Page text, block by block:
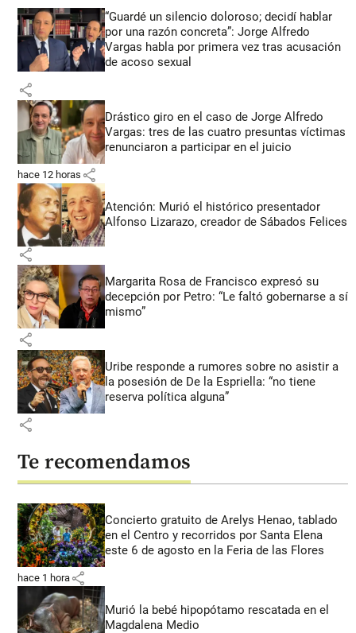
“Guardé un silencio doloroso; decidí hablar
por una razón concreta”: Jorge Alfredo
Vargas habla por primera vez tras acusación
de acoso sexual
share
Drástico giro en el caso de Jorge Alfredo
Vargas: tres de las cuatro presuntas víctimas
renunciaron a participar en el juicio
hace 12 horas share
Atención: Murió el histórico presentador
Alfonso Lizarazo, creador de Sábados Felices
share
Margarita Rosa de Francisco expresó su
decepción por Petro: “Le faltó gobernarse a sí
mismo”
share
Uribe responde a rumores sobre no asistir a
la posesión de De la Espriella: “no tiene
reserva política alguna”
share
Te recomendamos
Concierto gratuito de Arelys Henao, tablado
en el Centro y recorridos por Santa Elena
este 6 de agosto en la Feria de las Flores
hace 1 hora share
Murió la bebé hipopótamo rescatada en el
Magdalena Medio